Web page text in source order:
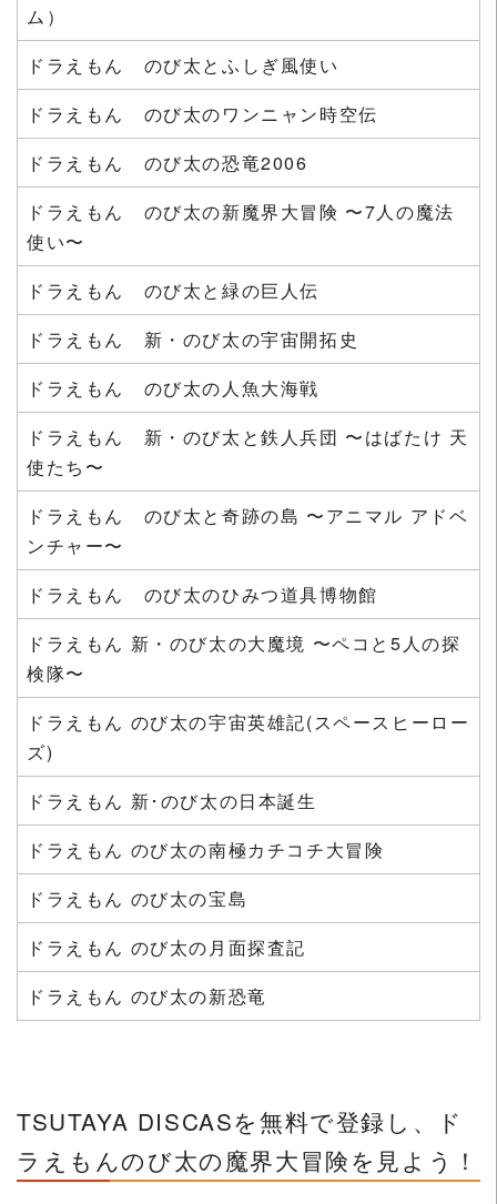
ム）
ドラえもん のび太とふしぎ風使い
ドラえもん のび太のワンニャン時空伝
ドラえもん のび太の恐竜2006
ドラえもん のび太の新魔界大冒険 〜7人の魔法
使い〜
ドラえもん のび太と緑の巨人伝
ドラえもん 新・のび太の宇宙開拓史
ドラえもん のび太の人魚大海戦
ドラえもん 新・のび太と鉄人兵団 〜はばたけ 天
使たち〜
ドラえもん のび太と奇跡の島 〜アニマル アドベ
ンチャー〜
ドラえもん のび太のひみつ道具博物館
ドラえもん 新・のび太の大魔境 〜ペコと5人の探
検隊〜
ドラえもん のび太の宇宙英雄記(スペースヒーロー
ズ)
ドラえもん 新･のび太の日本誕生
ドラえもん のび太の南極カチコチ大冒険
ドラえもん のび太の宝島
ドラえもん のび太の月面探査記
ドラえもん のび太の新恐竜
TSUTAYA DISCASを無料で登録し、ド
ラえもんのび太の魔界大冒険を見よう！